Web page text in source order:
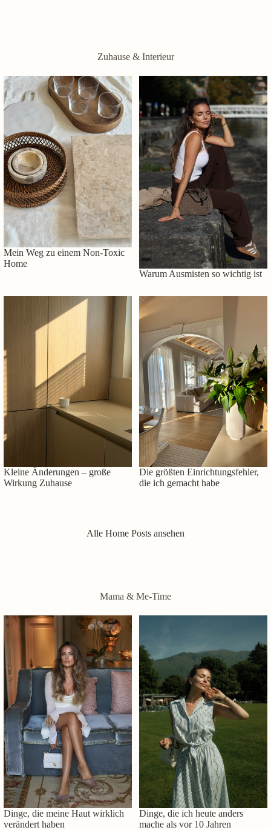
Zuhause & Interieur
Mein Weg zu einem Non-Toxic
Home
Warum Ausmisten so wichtig ist
Kleine Änderungen – große
Wirkung Zuhause
Die größten Einrichtungsfehler,
die ich gemacht habe
Alle Home Posts ansehen
Mama & Me-Time
Dinge, die meine Haut wirklich
verändert haben
Dinge, die ich heute anders
mache als vor 10 Jahren